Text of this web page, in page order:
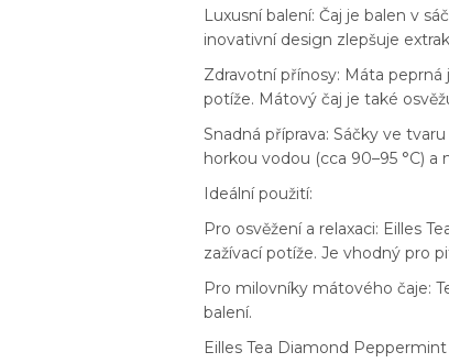
Luxusní balení: Čaj je balen v
inovativní design zlepšuje
Zdravotní přínosy: Máta
potíže. Mátový čaj je také
Snadná příprava: Sáčky ve
horkou vodou (cca 90–95 °C)
Ideální použití:
Pro osvěžení a relaxaci: Eilles
zažívací potíže. Je vhodný pro
Pro milovníky mátového čaje:
balení.
Eilles Tea Diamond